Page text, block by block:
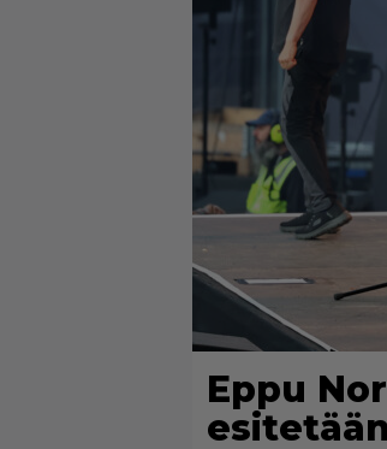
Eppu